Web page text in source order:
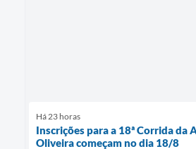
Há 23 horas
Inscrições para a 18ª Corrida da
Oliveira começam no dia 18/8